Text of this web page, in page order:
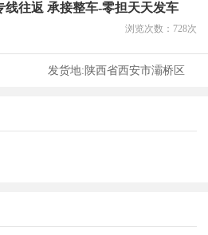
线往返 承接整车-零担天天发车
浏览次数： 728次
发货地:陕西省西安市灞桥区